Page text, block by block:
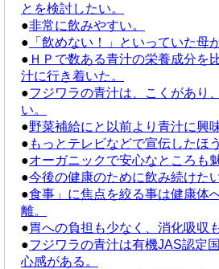
とを検討したい。
●非常に飲みやすい。
● 「飲めない！」といっていた母
● ＨＰで数ある青汁の栄養成分を
汁に行き着いた。
●フジワラの青汁は、こくがあり
い。
●野菜補給にと以前より青汁に興
● もっとテレビなどで宣伝したほ
●オーガニックで安心なところも魅
●今後の健康のために飲み続けたい
●食事」に焦点を絞る事は健康体
離。
●胃への負担も少なく、消化吸収
●フジワラの青汁は有機JAS認定
心感がある。